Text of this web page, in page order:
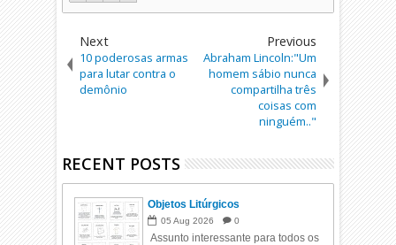
Next
10 poderosas armas
para lutar contra o
demônio
Previous
Abraham Lincoln:"Um
homem sábio nunca
compartilha três
coisas com
ninguém.."
RECENT POSTS
Objetos Litúrgicos
05 Aug 2026 0
Assunto interessante para todos os